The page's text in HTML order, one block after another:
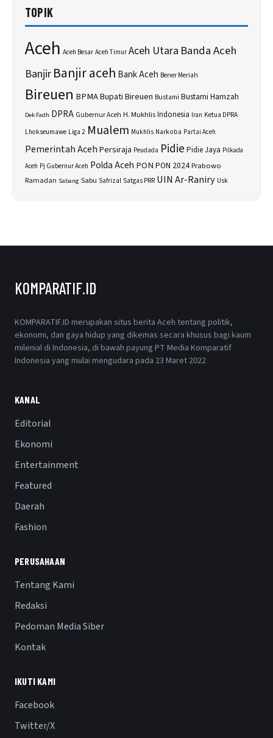
TOPIK
Aceh Aceh Besar Aceh Timur Aceh Utara Banda Aceh
BanjirBanjir aceh Bank Aceh Bener Meriah
Bireuen BPMABupati Bireuen Bustami Bustami Hamzah
Dek Fadh DPRA Gubernur Aceh H. MukhlisIndonesia Iran Ketua DPRA
Lhokseumawe Liga 2 Mualem Mukhlis Narkoba Partai Aceh
Pemerintah AcehPersiraja Peudada Pidie Pidie Jaya Pilkada
Aceh Pj Gubernur Aceh Polda Aceh PON PON 2024Prabowo
Ramadan Sabang Sabu SafrizalSatgas PRR UIN Ar-Raniry Usk
KOMPARATIF.ID
KOMPARATIF.ID merupakan situs berita Aceh tentang politik,
ekonomi, dan gaya hidup yang dikemas secara khusus bagi kaum
milenial di Indonesia, di bawah payung PT Media Komparatif
Indonesia yang mulai mengudara pada 23 Maret 2022
KANAL
Editorial
Ekonomi
Entertainment
Featured
Daerah
Fashion
PERUSAHAAN
Tentang Kami
Redaksi
Pedoman Media Siber
Kontak
IKUTI KAMI
Facebook
Twitter/X